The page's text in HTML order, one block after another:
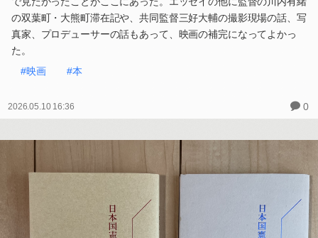
の双葉町・大熊町滞在記や、共同監督三好大輔の撮影現場の話、写
真家、プロデューサーの話もあって、映画の補完になってよかっ
た。
#映画
#本
2026.05.10 16:36 0